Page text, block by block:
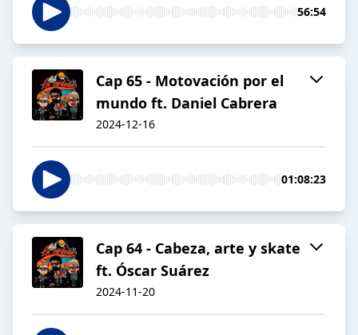
56:54
Cap 65 - Motovación por el
mundo ft. Daniel Cabrera
2024-12-16
01:08:23
Cap 64 - Cabeza, arte y skate
ft. Óscar Suárez
2024-11-20